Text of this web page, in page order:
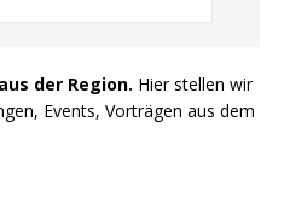
der Region. Hier stellen wir
Events, Vorträgen aus dem